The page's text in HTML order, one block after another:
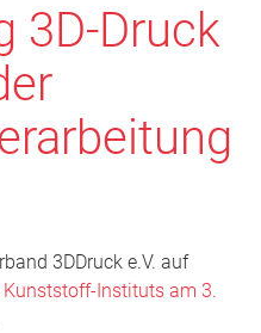
3D-Druck
3DDruck e.V. auf
Instituts am 3.